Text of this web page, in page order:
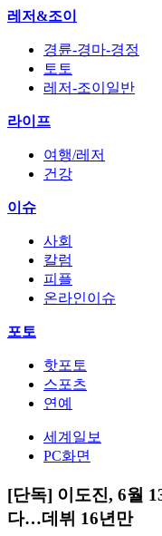
레저&조이
경륜-경마-경정
토토
레저-조이일반
라이프
여행/레저
건강
이슈
사회
칼럼
피플
온라인이슈
포토
핫포토
스포츠
연예
세계일보
PC화면
[단독] 이도진, 6월
다…데뷔 16년만